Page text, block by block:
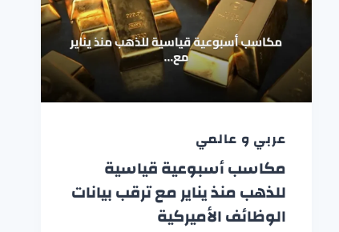
عربي و عالمي
مكاسب أسبوعية قياسية
للذهب منذ يناير مع ترقب بيانات
الوظائف الأميركية